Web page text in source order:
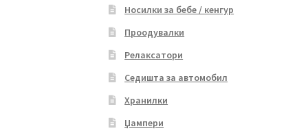
Носилки за бебе / кенгур
Проодувалки
Релаксатори
Седишта за автомобил
Хранилки
Џампери